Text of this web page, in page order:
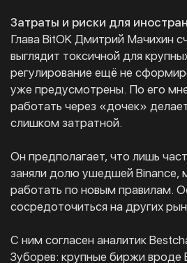
Затраты и риски для
Глава BitOK Дмитрий Мачихин
выглядит токсичной для
регулирование ещё не
уже предусмотрены. По его
работать через «дочек»
слишком затратной.
Он предполагает, что лишь
заняли долю ушедшей Binance,
работать по новым правилам.
сосредоточиться на других
С ним согласен аналитик
Зуборев: крупные биржи вроде